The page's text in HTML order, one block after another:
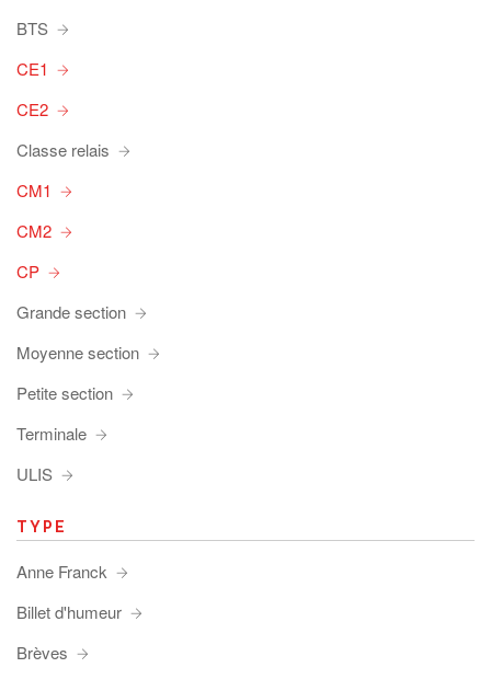
BTS
CE1
CE2
Classe relais
CM1
CM2
CP
Grande section
Moyenne section
Petite section
Terminale
ULIS
TYPE
Anne Franck
Billet d'humeur
Brèves